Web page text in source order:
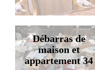
Débarras de
maison et
appartement 34